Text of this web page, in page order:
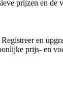
prijzen en de
en
prijs- en